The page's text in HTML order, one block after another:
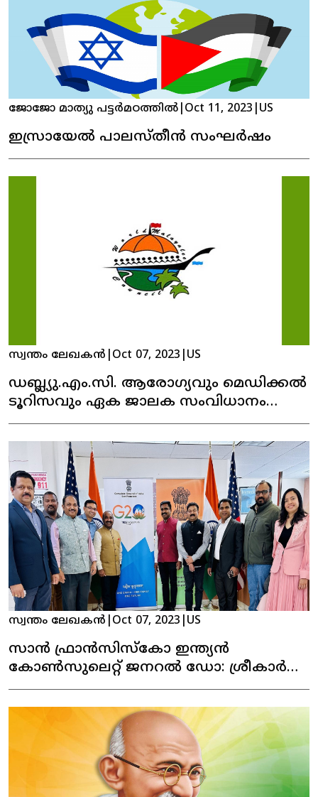
ജോജോ മാത്യു പട്ടർമഠത്തിൽ Oct 11, 2023 US
ഇസ്രായേൽ പാലസ്തീൻ സംഘർഷം
സ്വന്തം ലേഖകൻ Oct 07, 2023 US
ഡബ്ല്യു.എം.സി. ആരോഗ്യവും മെഡിക്കൽ
ടൂറിസവും ഏക ജാലക സംവിധാനം
നിലവിൽ വന്നു
സ്വന്തം ലേഖകൻ Oct 07, 2023 US
സാൻ ഫ്രാൻസിസ്കോ ഇന്ത്യൻ
കോൺസുലെറ്റ് ജനറൽ ഡോ: ശ്രീകാർ
റെഡ്‌ഡിയുമായി, മലയാളി കമ്മ്യൂണിനിറ്റി
ലീഡേഴ്‌സ് കൂടി കാഴ്ച നടത്തി